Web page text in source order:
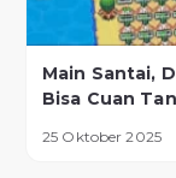
Main Santai,
Bisa Cuan
25 Oktober 2025